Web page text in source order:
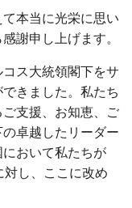
本当に光栄に思い
謝申し上げます。
ス大統領閣下をサ
きました。私たち
ご支援、お知恵、ご
卓越したリーダー
おいて私たちが
し、ここに改め